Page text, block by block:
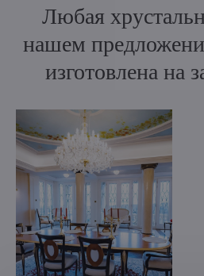
Любая
нашем
изготовлена на